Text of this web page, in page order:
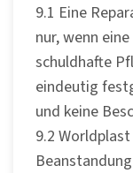
9.1 Eine
nur, wenn
schuldhafte
eindeutig
und keine
9.2